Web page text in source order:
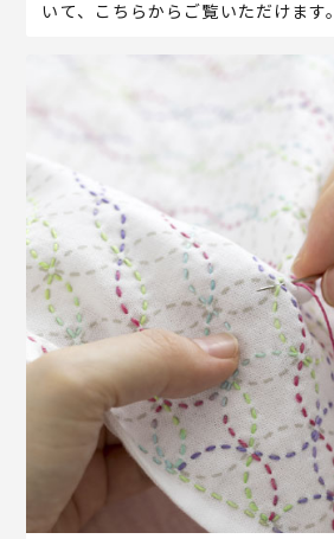
いて、こちらからご覧いただけます。